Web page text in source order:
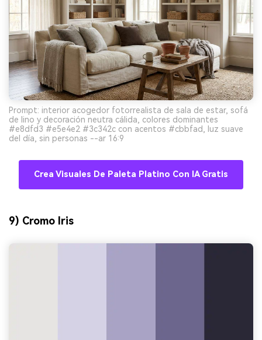
Prompt: interior acogedor fotorrealista de sala de estar, sofá
de lino y decoración neutra cálida, colores dominantes
#e8dfd3 #e5e4e2 #3c342c con acentos #cbbfad, luz suave
del día, sin personas --ar 16:9
Crea Visuales De Paleta Platino Con IA Gratis
9) Cromo Iris